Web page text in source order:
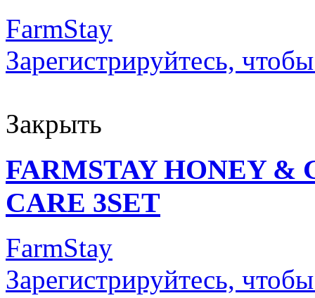
FarmStay
Зарегистрируйтесь,
Закрыть
FARMSTAY HONEY &
CARE 3SET
FarmStay
Зарегистрируйтесь,